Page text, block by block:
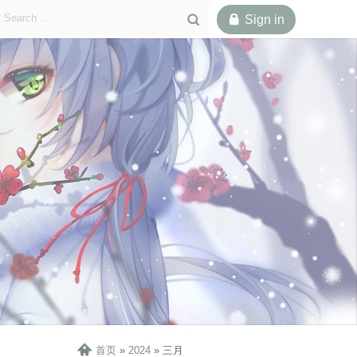
  Sign in
 首页 »2024 »三月